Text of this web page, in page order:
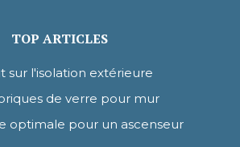
TOP ARTICLES
sur l'isolation extérieure
de verre pour mur
optimale pour un ascenseur